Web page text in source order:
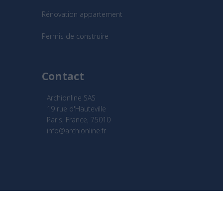
Rénovation appartement
Permis de construire
Contact
Archionline SAS
19 rue d'Hauteville
Paris, France, 75010
info@archionline.fr